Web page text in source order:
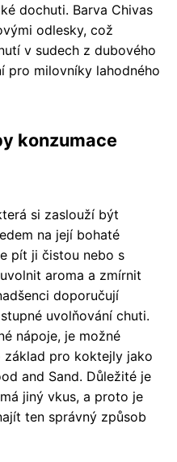
dochuti. Barva Chivas
odlesky, což
v sudech z dubového
pro milovníky lahodného
konzumace
si zaslouží být
na její bohaté
pít ji čistou nebo s
aroma a zmírnit
doporučují
uvolňování chuti.
nápoje, je možné
základ pro koktejly jako
and Sand. Důležité je
jiný vkus, a proto je
ten správný způsob